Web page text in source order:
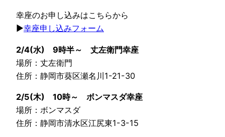
幸座のお申し込みはこちらから
▶幸座申し込みフォーム
2/4(水) 9時半～ 丈左衛門幸座
場所：丈左衛門
住所：静岡市葵区瀬名川1-21-30
2/5(木) 10時～ ボンマスダ幸座
場所：ボンマスダ
住所：静岡市清水区江尻東1-3-15